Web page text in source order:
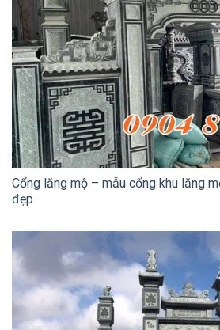
Cổng lăng mộ – mẫu cổng khu lăng
đẹp